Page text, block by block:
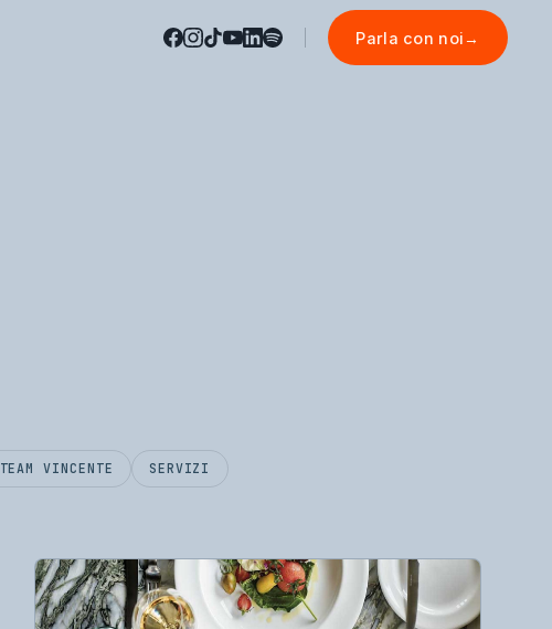
Parla con noi→
TEAM VINCENTE SERVIZI